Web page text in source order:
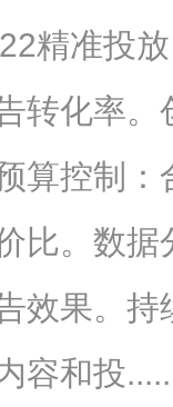
精准投
转化率
算控制
比。数
效果。
容和投